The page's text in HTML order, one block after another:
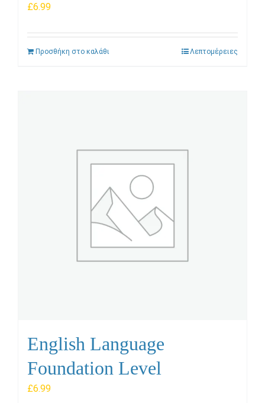
£6.99
Προσθήκη στο καλάθι Λεπτομέρειες
English Language
Foundation Level
£6.99